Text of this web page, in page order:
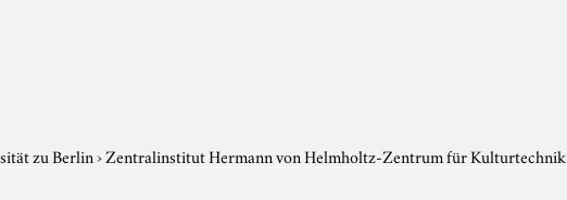
zu Berlin›Zentralinstitut Hermann von Helmholtz-Zentrum für Kulturtechnik